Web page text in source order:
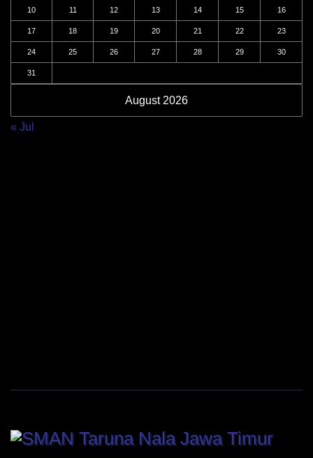
August 2026
10 11 12 13 14 15 16
17 18 19 20 21 22 23
24 25 26 27 28 29 30
31
« Jul